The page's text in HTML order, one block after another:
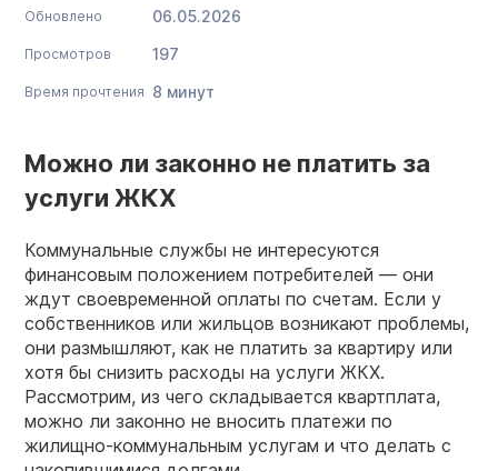
Обновлено 06.05.2026
Просмотров 197
Время прочтения 8 минут
Можно ли законно не платить за
услуги ЖКХ
Коммунальные службы не интересуются
финансовым положением потребителей — они
ждут своевременной оплаты по счетам. Если у
собственников или жильцов возникают проблемы,
они размышляют, как не платить за квартиру или
хотя бы снизить расходы на услуги ЖКХ.
Рассмотрим, из чего складывается квартплата,
можно ли законно не вносить платежи по
жилищно-коммунальным услугам и что делать с